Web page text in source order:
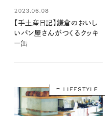
2023.06.08
【手土産日記】鎌倉のおいし
いパン屋さんがつくるクッキ
ー缶
LIFESTYLE